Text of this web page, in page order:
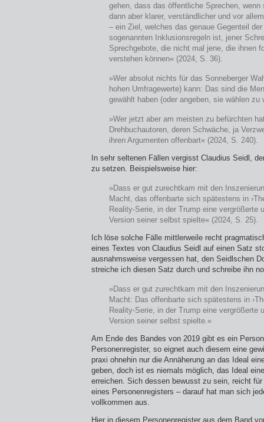
gehen, dass das öffentliche Sprechen, wenn
dann aber klarer, verständlicher und vor
– ein Ziel, welches das genaue Gegenteil
sogenannten Inklusionsregeln ist, jener
Sprechgebote, die nicht mal jene, die ihnen
verstehen können« (2024, S. 36).
»Wer absolut nichts für das Sonneberger
hohen Umfragewerte) kann: Das sind die
gewählt haben (oder angeben, sie wählen zu
»Wer jetzt aber am meisten zu befürchten
Drehbuchautoren, deren Schwäche, ja
ihren Argumenten offenbart« (2024, S. 240).
In sehr seltenen Fällen vergisst Claudius Seidl,
zu setzen. Beispielsweise hier:
»Dass er gut zurechtkam mit den
Macht, das offenbarte sich spätestens in
Reality-Serie, in der Trump eine vergrößerte
Version seiner selbst spielte« (2024, S. 25).
Ich löse solche Fälle mittlerweile recht
eines Textes von Claudius Seidl auf einen Satz
ausnahmsweise vergessen hat, den Seidlschen
streiche ich diesen Satz durch und schreibe ihn
»Dass er gut zurechtkam mit den
Macht: Das offenbarte sich spätestens in
Reality-Serie, in der Trump eine vergrößerte
Version seiner selbst spielte.«
Am Ende des Bandes von 2019 gibt es ein
Personenregister, so eignet auch diesem eine
praxi ohnehin nur die Annäherung an das Ideal
geben, doch ist es niemals möglich, das Ideal
erreichen. Sich dessen bewusst zu sein, reicht
eines Personenregisters – darauf hat man sich
vollkommen aus.
Hier in diesem Personenregister aus dem Band